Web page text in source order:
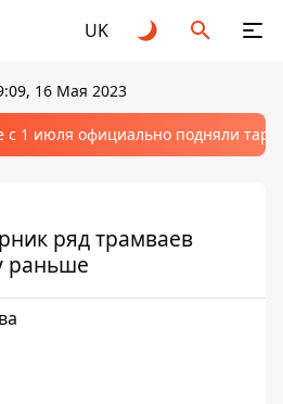
UK
16 Мая 2023
с 1 июля официально подняли
ряд трамваев
раньше